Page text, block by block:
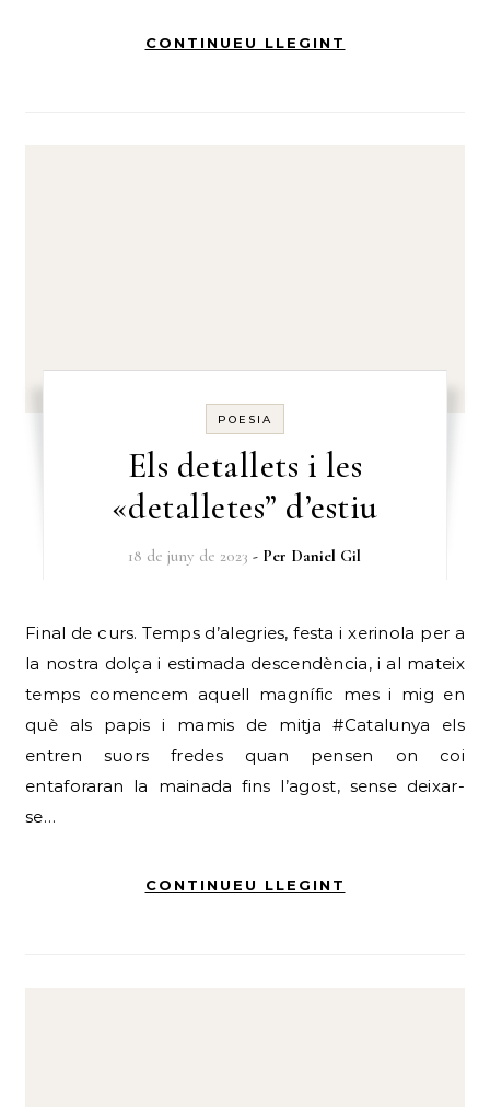
CONTINUEU LLEGINT
POESIA
Els detallets i les
«detalletes” d’estiu
18 de juny de 2023 - Per Daniel Gil
Final de curs. Temps d’alegries, festa i xerinola per a
la nostra dolça i estimada descendència, i al mateix
temps comencem aquell magnífic mes i mig en
què als papis i mamis de mitja #Catalunya els
entren suors fredes quan pensen on coi
entaforaran la mainada fins l’agost, sense deixar-
se…
CONTINUEU LLEGINT